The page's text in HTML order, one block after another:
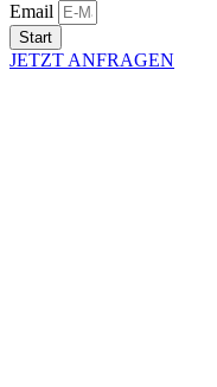
Email
Start
JETZT ANFRAGEN